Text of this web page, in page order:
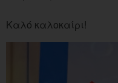
Καλό καλοκαίρι!